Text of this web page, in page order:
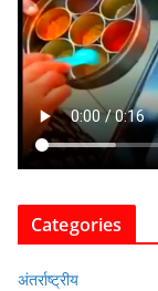
Categories
अंतर्राष्ट्रीय